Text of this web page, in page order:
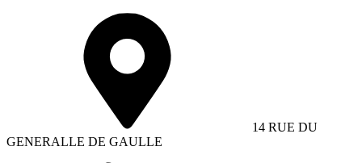
14 RUE DU
GENERALLE DE GAULLE